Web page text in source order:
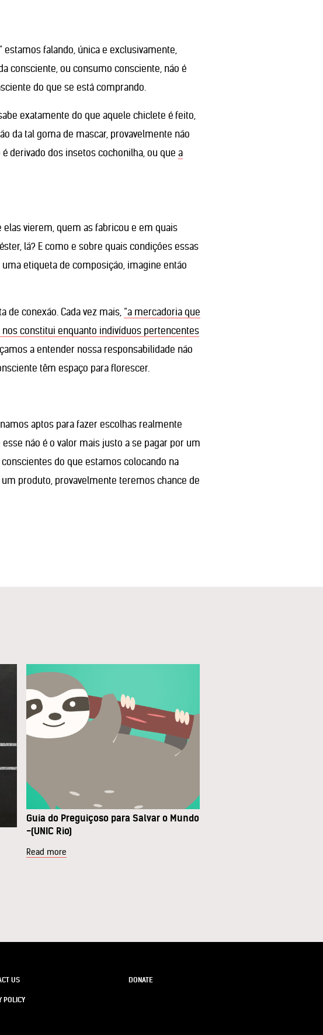
falando, única e exclusivamente,
consciente, ou consumo consciente, não é
do que se está comprando.
exatamente do que aquele chiclete é feito,
da tal goma de mascar, provavelmente não
derivado dos insetos cochonilha, ou que a
vierem, quem as fabricou e em quais
lã? E como e sobre quais condições essas
etiqueta de composição, imagine então
de conexão. Cada vez mais,“a mercadoria que
constitui enquanto indivíduos pertencentes
a entender nossa responsabilidade não
têm espaço para florescer.
aptos para fazer escolhas realmente
não é o valor mais justo a se pagar por um
do que estamos colocando na
produto, provavelmente teremos chance de
Guia do Preguiçoso para Salvar o Mundo
-(UNIC Rio)
Read more
US DONATE
POLICY